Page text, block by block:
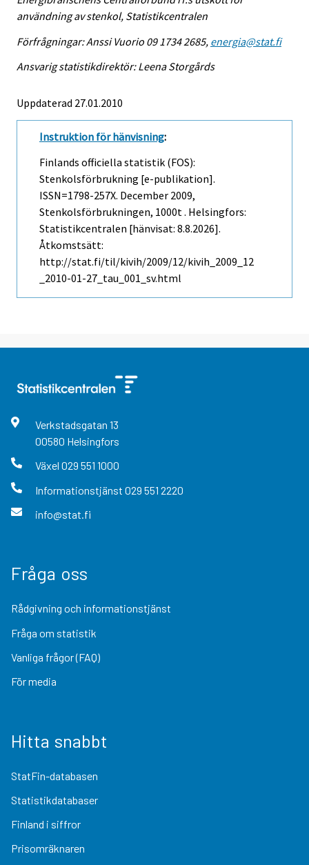
användning av stenkol, Statistikcentralen
Förfrågningar: Anssi Vuorio 09 1734 2685, energia@stat.fi
Ansvarig statistikdirektör: Leena Storgårds
Uppdaterad 27.01.2010
Instruktion för hänvisning:
Finlands officiella statistik (FOS):
Stenkolsförbrukning [e-publikation].
ISSN=1798-257X. December 2009,
Stenkolsförbrukningen, 1000t . Helsingfors:
Statistikcentralen [hänvisat: 8.8.2026].
Åtkomstsätt:
http://stat.fi/til/kivih/2009/12/kivih_2009_12
_2010-01-27_tau_001_sv.html
Verkstadsgatan 13
00580 Helsingfors
Växel 029 551 1000
Informationstjänst 029 551 2220
info@stat.fi
Fråga oss
Rådgivning och informationstjänst
Fråga om statistik
Vanliga frågor (FAQ)
För media
Hitta snabbt
StatFin-databasen
Statistikdatabaser
Finland i siffror
Prisomräknaren